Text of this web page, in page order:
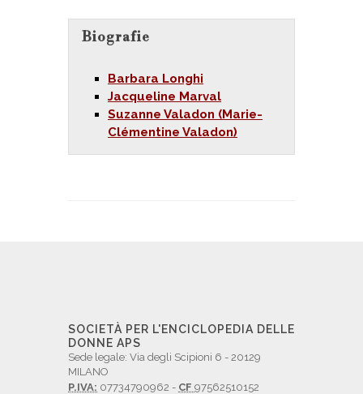
Biografie
Barbara Longhi
Jacqueline Marval
Suzanne Valadon (Marie-
Clémentine Valadon)
SOCIETÀ PER L'ENCICLOPEDIA DELLE
DONNE APS
Sede legale: Via degli Scipioni 6 - 20129
MILANO
P.IVA: 07734790962 - CF 97562510152